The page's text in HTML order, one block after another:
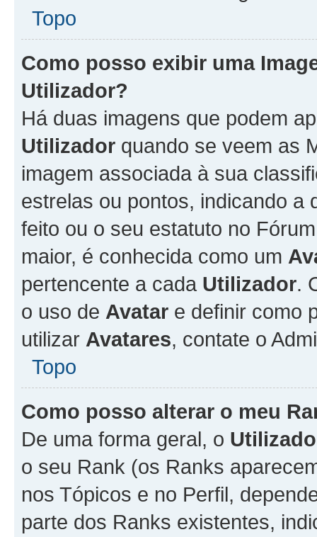
Topo
Como posso exibir uma
Utilizador?
Há duas imagens que podem
Utilizador quando se veem as
imagem associada à sua
estrelas ou pontos, indicando a
feito ou o seu estatuto no
maior, é conhecida como um
pertencente a cada Utilizador.
o uso de Avatar e definir como
utilizar Avatares, contate o
Topo
Como posso alterar o meu
De uma forma geral, o
o seu Rank (os Ranks
nos Tópicos e no Perfil,
parte dos Ranks existentes,